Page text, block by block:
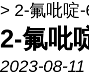
> 2-氟吡啶
2-氟吡
2023-08-11